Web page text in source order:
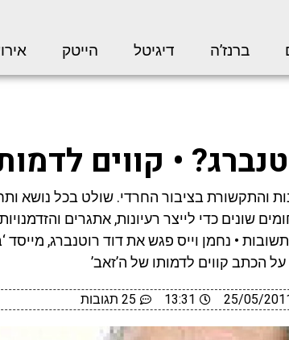
ברנז’ה דיגיטל הייטק
• קווים
והתקשורת בציבור החרדי. שולט בכל נושא
שונים כדי לייצר רעיונות, אתגרים
• נחמן וייס פגש את דוד רוטנברג, מייסד
הכתב קווים לדמותו של ה’זאב’
25/05/
13:31 25 תגובות